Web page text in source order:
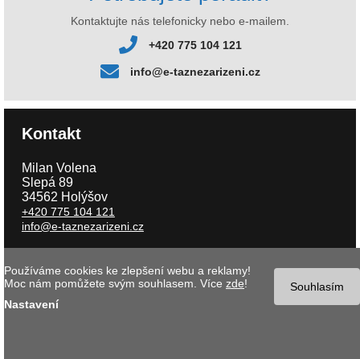
Kontaktujte nás telefonicky nebo e-mailem.
+420 775 104 121
info@e-taznezarizeni.cz
Kontakt
Milan Volena
Slepá 89
34562 Holýšov
+420 775 104 121
info@e-taznezarizeni.cz
Copyright © 2026 e-taznezarizeni.cz | Aktualizace 06.08.2026 |
internetového obchodu- MK software |Nastavení cookies Souhlasím
Používáme cookies ke zlepšení webu a reklamy!
Moc nám pomůžete svým souhlasem. Více zde!
Nastavení